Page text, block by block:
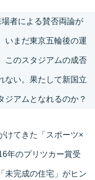
者による賛否両論が
いまだ東京五輪後の運
このスタジアムの成否
ない。果たして新国立
ジアムとなれるのか？
けてきた「スポーツ×
年のプリツカー賞受
未完成の住宅」がヒン